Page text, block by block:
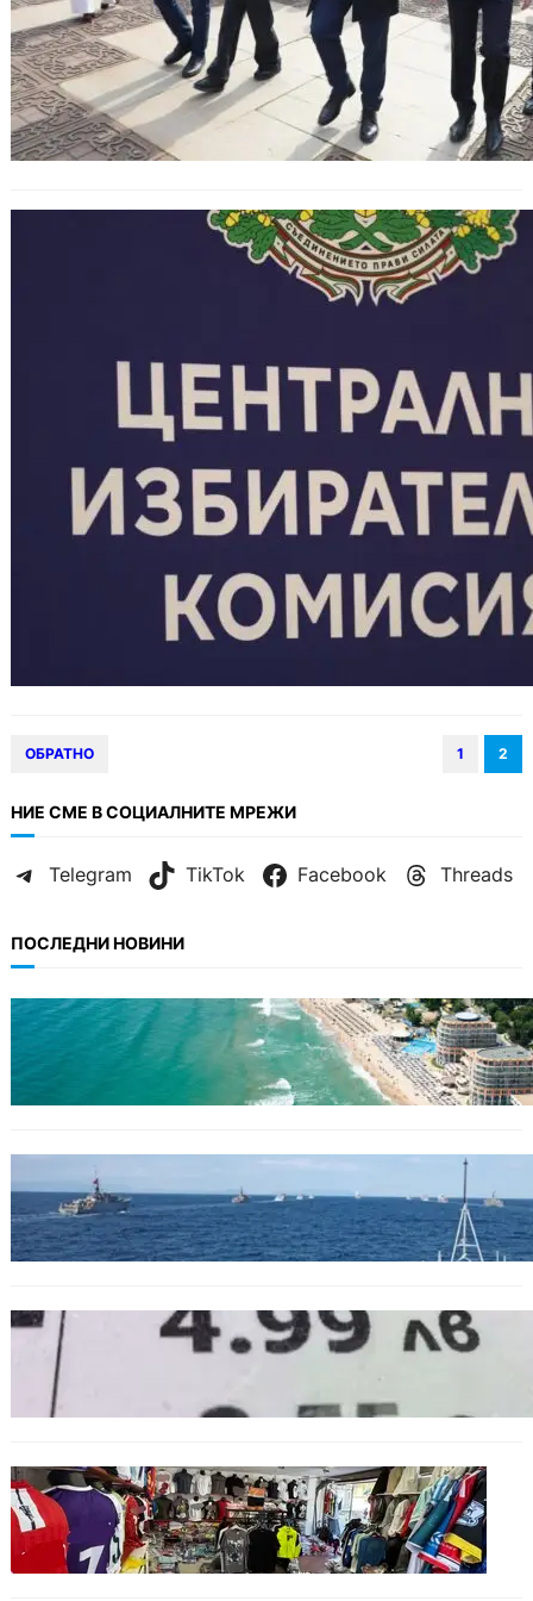
ЦИК започва подготовка за
предсрочните парламентарни
избори на 19 април: Среща със
служебния премиер и ключови
ОБРАТНО 1 2
НИЕ СМЕ В СОЦИАЛНИТЕ МРЕЖИ
Telegram TikTok Facebook Threads
ПОСЛЕДНИ НОВИНИ
ИКОНОМИКА
Интерактивна карта показва всички водни
бази по Черноморието
Нов минен ловец за българския флот
пристига до края на годината
БЪЛГАРИЯ
Левът изчезва от етикетите: Търговците
БЪЛГАРИЯ
Иззеха фалшиви стоки за близо 650 000
евро при акция във Варна и „Златни
пясъци“